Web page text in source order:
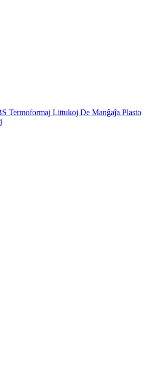
Termoformaj Littukoj De Manĝaĵa Plasto